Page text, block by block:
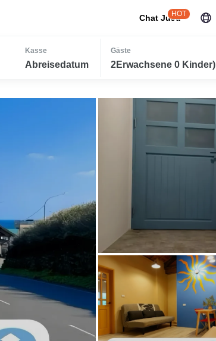
Chat JuJu
HOT
Kasse
Abreisedatum
Gäste
2Erwachsene 0 Kinder)